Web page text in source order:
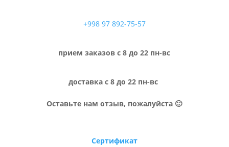
+998 97 892-75-57
прием заказов с 8 до 22 пн-вс
доставка с 8 до 22 пн-вс
Оставьте нам отзыв, пожалуйста 🙂
Сертификат